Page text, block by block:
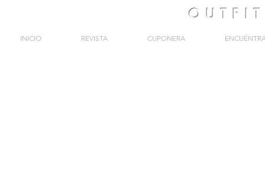
OUTFIT
INICIO REVISTA CUPONERA